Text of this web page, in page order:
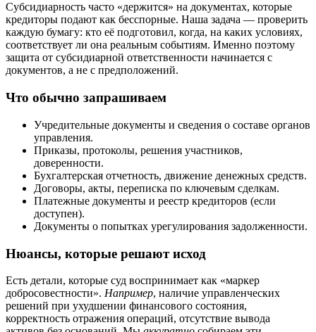
Субсидиарность часто «держится» на документах, которые
кредиторы подают как бесспорные. Наша задача — проверить
каждую бумагу: кто её подготовил, когда, на каких условиях,
соответствует ли она реальным событиям. Именно поэтому
защита от субсидиарной ответственности начинается с
документов, а не с предположений.
Что обычно запрашиваем
Учредительные документы и сведения о составе органов
управления.
Приказы, протоколы, решения участников,
доверенности.
Бухгалтерская отчетность, движение денежных средств.
Договоры, акты, переписка по ключевым сделкам.
Платежные документы и реестр кредиторов (если
доступен).
Документы о попытках урегулирования задолженности.
Нюансы, которые решают исход
Есть детали, которые суд воспринимает как «маркер
добросовестности». Например, наличие управленческих
решений при ухудшении финансового состояния,
корректность отражения операций, отсутствие вывода